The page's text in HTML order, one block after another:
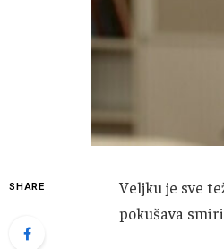
SHARE
Veljku je sve
pokušava